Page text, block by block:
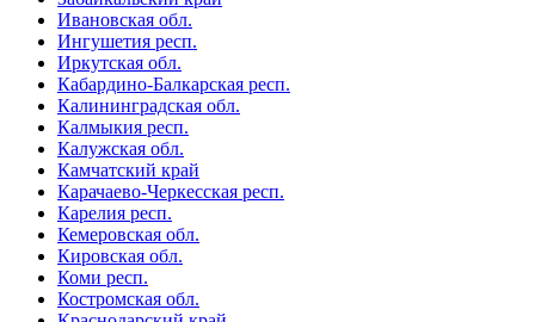
Ивановская обл.
Ингушетия респ.
Иркутская обл.
Кабардино-Балкарская респ.
Калининградская обл.
Калмыкия респ.
Калужская обл.
Камчатский край
Карачаево-Черкесская респ.
Карелия респ.
Кемеровская обл.
Кировская обл.
Коми респ.
Костромская обл.